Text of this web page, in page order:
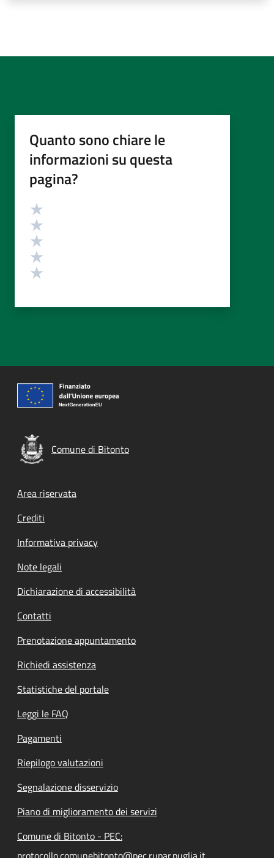
Quanto sono chiare le
informazioni su questa
pagina?
Valutazione
Comune di Bitonto
Footer menu
Area riservata
Crediti
Informativa privacy
Note legali
Dichiarazione di accessibilità
Contatti
Prenotazione appuntamento
Richiedi assistenza
Statistiche del portale
Leggi le FAQ
Pagamenti
Riepilogo valutazioni
Segnalazione disservizio
Piano di miglioramento dei servizi
Comune di Bitonto - PEC: